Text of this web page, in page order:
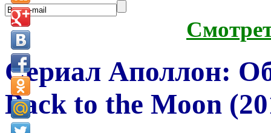
Сериал Аполлон:
Back to the Moon